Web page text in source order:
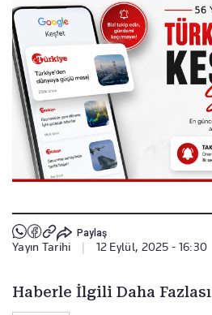
Paylaş
Yayın Tarihi 12 Eylül, 2025 - 16:30
Haberle İlgili Daha Fazlası